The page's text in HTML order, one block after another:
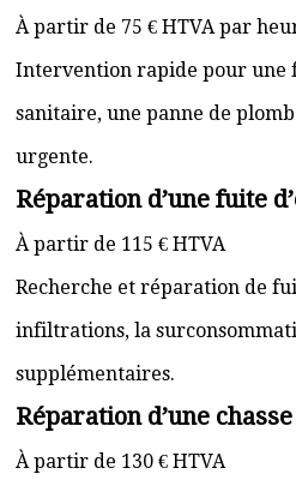
À partir de 75 € HTVA par
Intervention rapide pour une
sanitaire, une panne de
urgente.
Réparation d’une fuite
À partir de 115 € HTVA
Recherche et réparation de
infiltrations, la
supplémentaires.
Réparation d’une chasse
À partir de 130 € HTVA